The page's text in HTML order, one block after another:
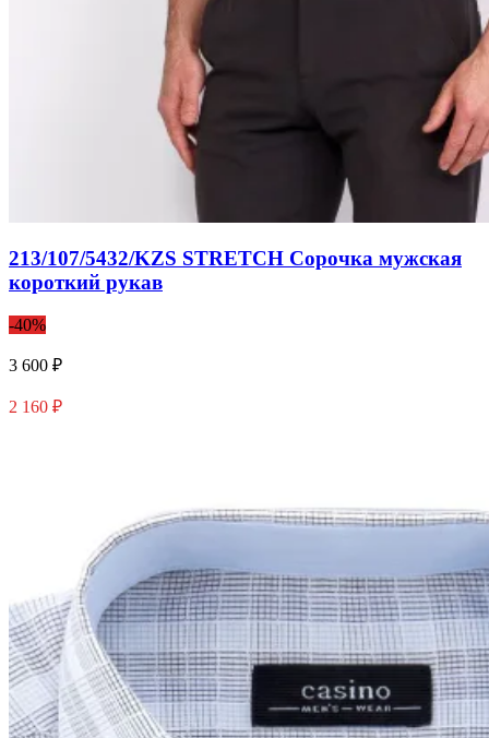
213/107/5432/KZS STRETCH Сорочка мужская
короткий рукав
-40%
3 600 ₽
2 160 ₽